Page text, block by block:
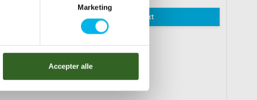
Marketing
Accepter alle
Vis produkt